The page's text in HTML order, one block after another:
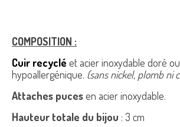
COMPOSITION :
Cuir recyclé et acier inoxydable doré
hypoallergénique. (sans nickel, plomb ni
Attaches pucesen acier inoxydable.
Hauteur totale du bijou : 3 cm